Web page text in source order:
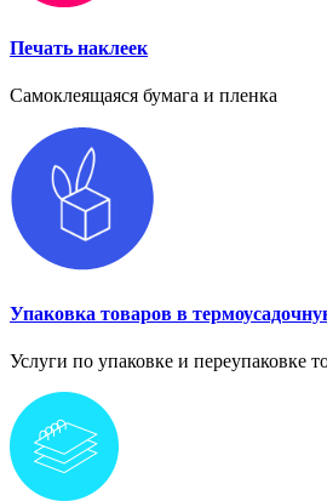
Печать наклеек
Самоклеящаяся бумага и пленка
Упаковка товаров в
Услуги по упаковке и переупаковке